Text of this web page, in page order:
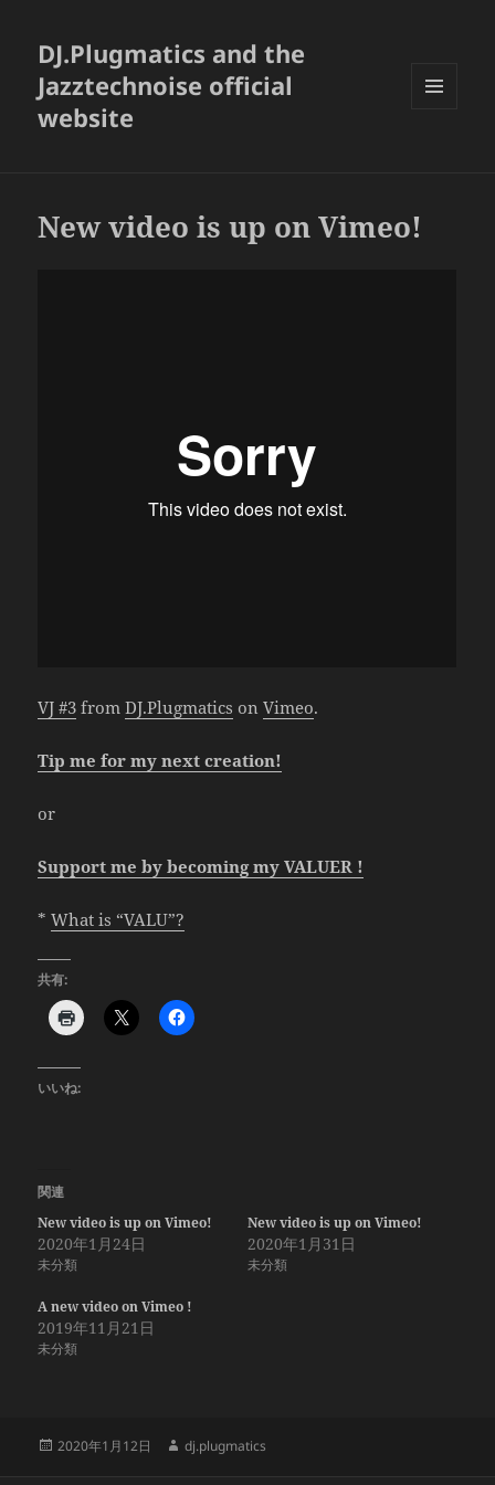
DJ.Plugmatics and the
Jazztechnoise official
website
New video is up on Vimeo!
VJ #3 fromDJ.Plugmatics onVimeo.
Tip me for my next creation!
or
Support me by becoming my VALUER !
*What is “VALU”?
共有:
いいね:
関連
New video is up on Vimeo!
2020年1月24日
未分類
New video is up on Vimeo!
2020年1月31日
未分類
A new video on Vimeo !
2019年11月21日
未分類
投
2020年1月12日
作
dj.plugmatics